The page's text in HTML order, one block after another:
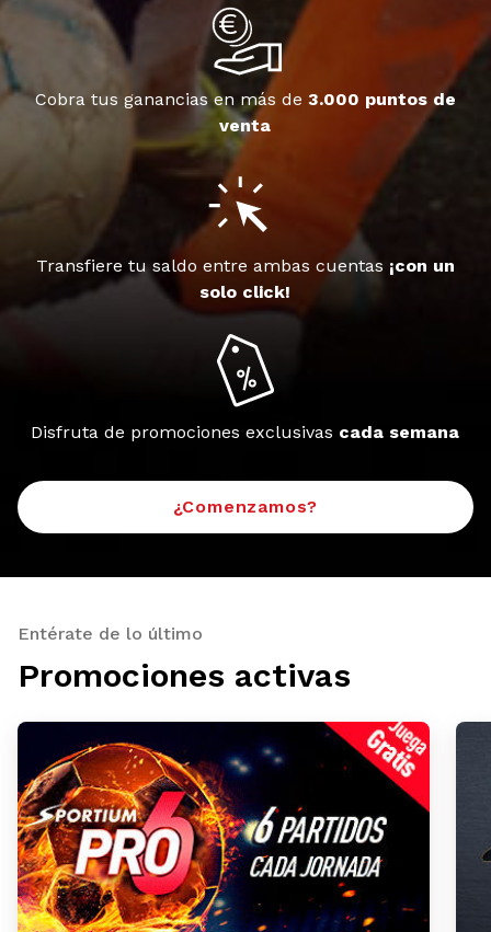
Cobra tus ganancias en más de 3.000 puntos de
venta
Transfiere tu saldo entre ambas cuentas ¡con un
solo click!
Disfruta de promociones exclusivas cada semana
¿Comenzamos?
Entérate de lo último
Promociones activas